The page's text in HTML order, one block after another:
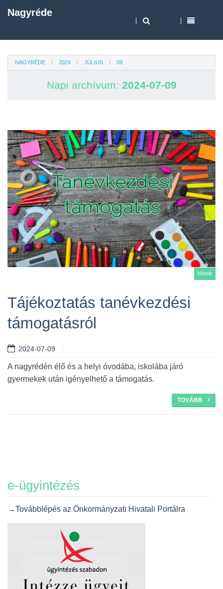
Nagyréde
NAGYRÉDE 2024 JÚLIUS 09
Napi archívum: 2024-07-09
Hírek
Tájékoztatás tanévkezdési
támogatásról
2024-07-09
A nagyrédén élő és a helyi óvodába, iskolába járó
gyermekek után igényelhető a támogatás.
TOVÁBB
e-ügyintézés
→Továbblépés az Önkormányzati Hivatali Portálra